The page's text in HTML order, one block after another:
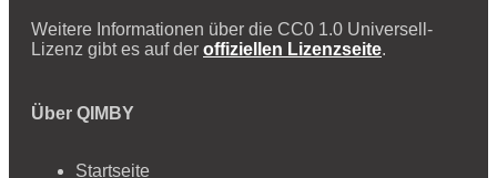
Weitere Informationen über die CC0 1.0 Universell-
Lizenz gibt es auf der offiziellen Lizenzseite.
Über QIMBY
Startseite